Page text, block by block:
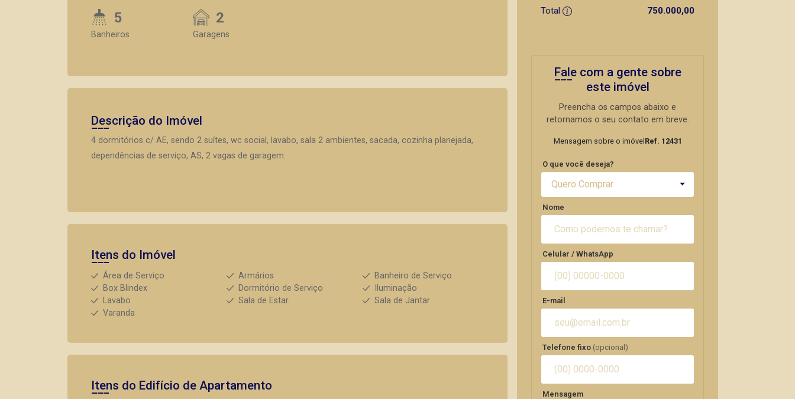
5
Banheiros
2
Garagens
Descrição do Imóvel
4 dormitórios c/ AE, sendo 2 suítes, wc social, lavabo, sala 2 ambientes, sacada, cozinha planejada,
dependências de serviço, AS, 2 vagas de garagem.
Itens do Imóvel
Área de Serviço Armários
Banheiro de Serviço
Box Blindex
Dormitório de Serviço
Iluminação
Lavabo
Sala de Estar
Sala de Jantar
Varanda
Itens do Edifício de Apartamento
Total 750.000,00
Fale com a gente sobre
este imóvel
Preencha os campos abaixo e
retornamos o seu contato em breve.
Mensagem sobre o imóvel Ref. 12431
O que você deseja?
Quero Comprar
Nome
Celular / WhatsApp
E-mail
Telefone fixo (opcional)
Mensagem